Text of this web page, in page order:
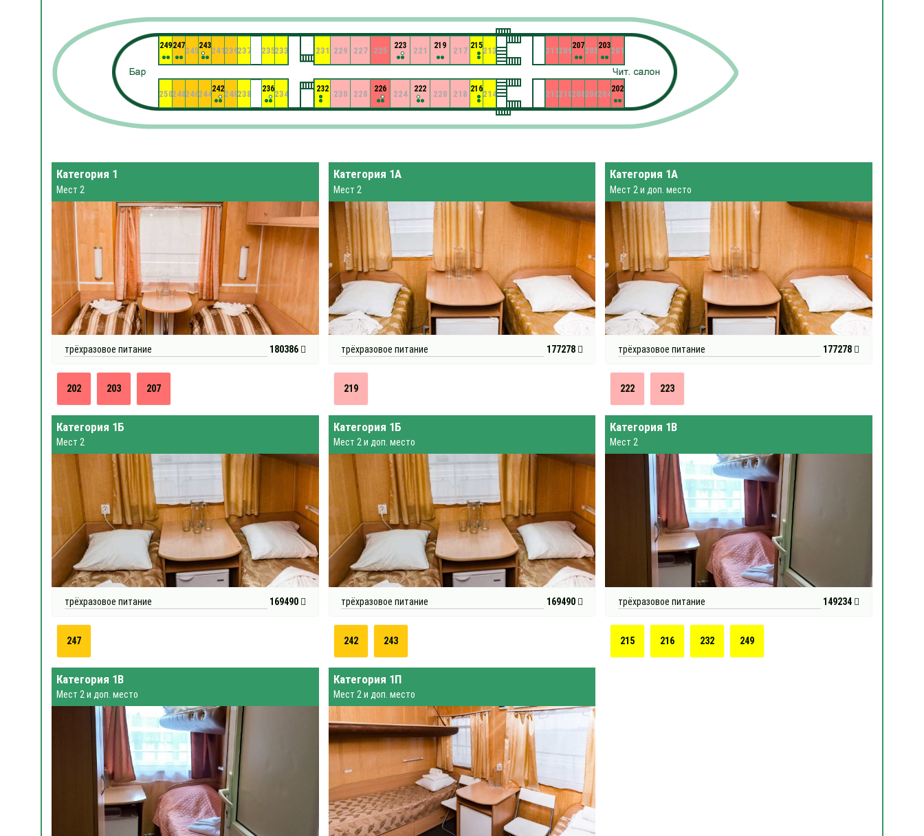
201
202
203
204
205
206
207
208
209
210
211
212
213
214
215
216
217
218
219
220
221
222
223
224
225
226
227
228
229
230
231
232
233
234
235
236
237
238
239
240
241
242
243
244
245
246
247
248
249
250
Категория 1
Мест 2
трёхразовое питание 180386
202 203 207
Категория 1А
Мест 2
трёхразовое питание 177278
219
Категория 1А
Мест 2 и доп. место
трёхразовое питание 177278
222 223
Категория 1Б
Мест 2
трёхразовое питание 169490
247
Категория 1Б
Мест 2 и доп. место
трёхразовое питание 169490
242 243
Категория 1В
Мест 2
трёхразовое питание 149234
215 216 232 249
Категория 1В
Мест 2 и доп. место
Категория 1П
Мест 2 и доп. место